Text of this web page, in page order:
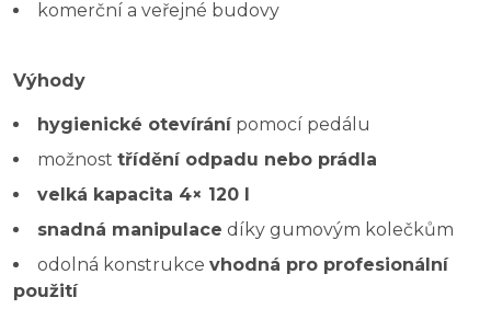
komerční a veřejné budovy
Výhody
hygienické otevíránípomocí pedálu
možnost třídění odpadu nebo prádla
velká kapacita 4× 120 l
snadná manipulace díky gumovým kolečkům
odolná konstrukce vhodná pro profesionální
použití